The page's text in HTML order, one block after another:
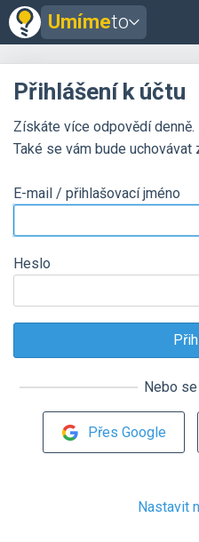
Umímeto
Přihlášení k účtu
Získáte více odpovědí denně.
Také se vám bude uchovávat
E-mail / přihlašovací jméno
Heslo
Nebo
Přes Google
Nastavit